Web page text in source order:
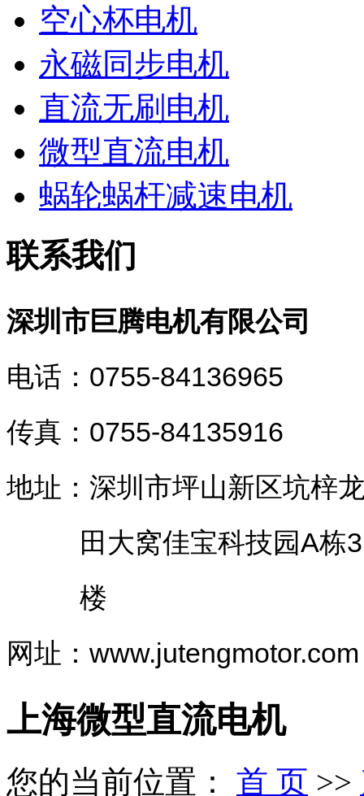
空心杯电机
永磁同步电机
直流无刷电机
微型直流电机
蜗轮蜗杆减速电机
联系我们
深圳市巨腾电机有限公司
电话：0755-84136965
传真：0755-84135916
地址：深圳市坪山新区坑梓
田大窝佳宝科技园A栋3
楼
网址：www.jutengmotor.com
上海微型直流电机
您的当前位置： 首 页 >>